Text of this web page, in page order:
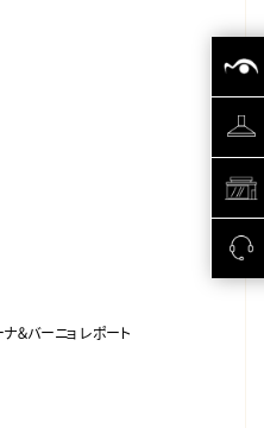
＆バーニョ レポート